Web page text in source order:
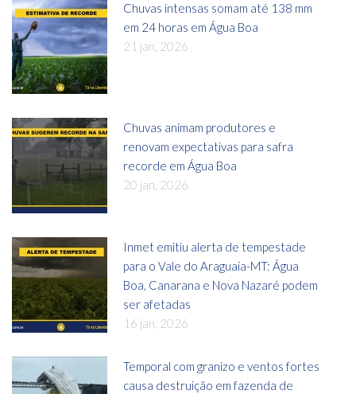
Chuvas intensas somam até 138 mm
em 24 horas em Água Boa
21 jan, 2026
Chuvas animam produtores e
renovam expectativas para safra
recorde em Água Boa
20 jan, 2026
Inmet emitiu alerta de tempestade
para o Vale do Araguaia-MT: Água
Boa, Canarana e Nova Nazaré podem
ser afetadas
16 jan, 2026
Temporal com granizo e ventos fortes
causa destruição em fazenda de